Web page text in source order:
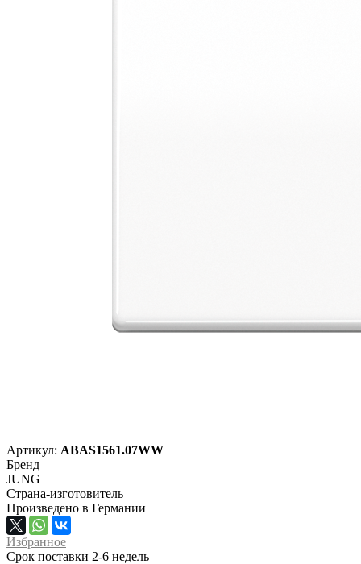
Артикул: ABAS1561.07WW
Бренд
JUNG
Страна-изготовитель
Произведено в Германии
Избранное
Срок поставки 2-6 недель